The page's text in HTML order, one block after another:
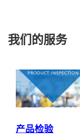
我们的服务
产品检验